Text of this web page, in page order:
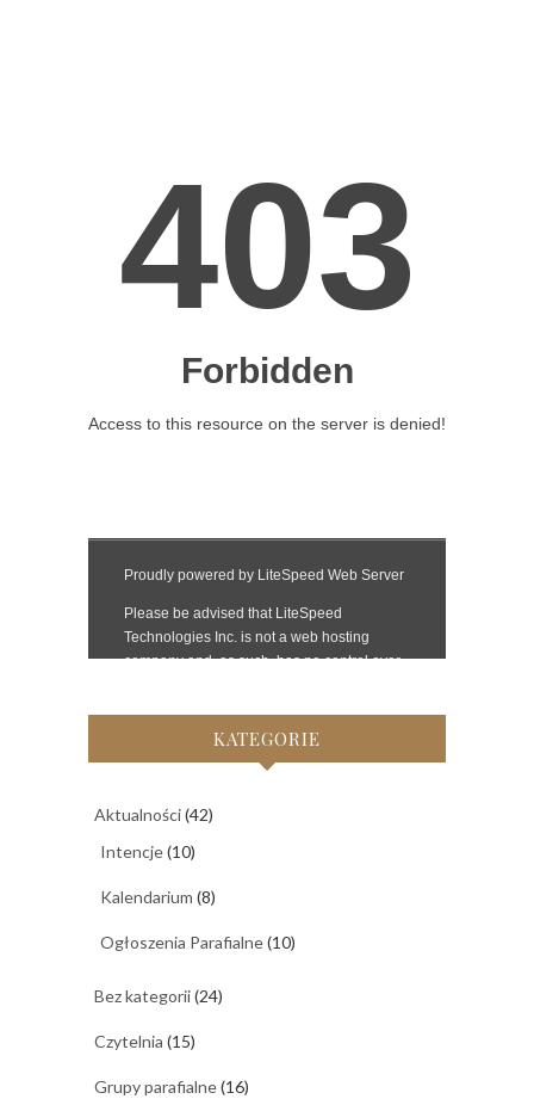
KATEGORIE
Aktualności(42)
Intencje(10)
Kalendarium (8)
Ogłoszenia Parafialne(10)
Bez kategorii(24)
Czytelnia (15)
Grupy parafialne(16)